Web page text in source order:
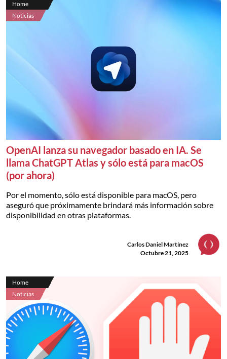
Home
Noticias
OpenAI lanza su navegador basado en IA. Se
llama ChatGPT Atlas y sólo está para macOS
(por ahora)
Por el momento, sólo está disponible para macOS, pero
aseguró que próximamente brindará más información sobre
disponibilidad en otras plataformas.
Carlos Daniel Martínez
Octubre 21, 2025
Home
Noticias